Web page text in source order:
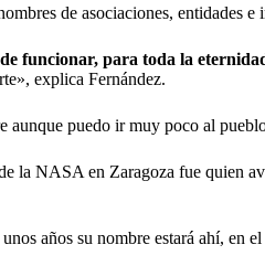
de asociaciones, entidades
funcionar, para toda la
explica Fernández.
aunque puedo ir muy poco al
la NASA en Zaragoza fue quien
años su nombre estará ahí, en